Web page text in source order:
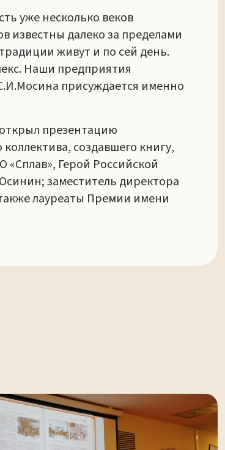
уже несколько веков
известны далеко за пределами
живут и по сей день.
Наши предприятия
присуждается именно
презентацию
создавшего книгу,
Герой Российской
заместитель директора
лауреаты Премии имени